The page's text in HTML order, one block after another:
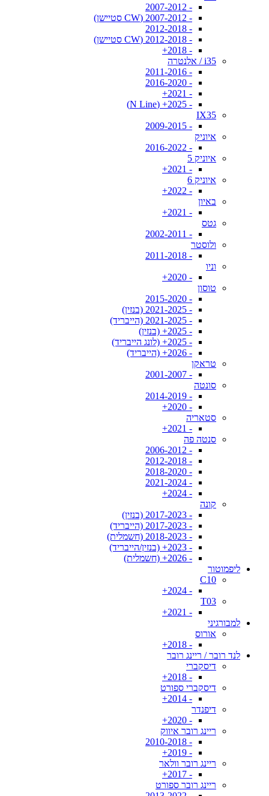
- 2007-2012
- 2007-2012 (CW סטיישן)
- 2012-2018
- 2012-2018 (CW סטיישן)
- 2018+
i35 / אלנטרה
- 2011-2016
- 2016-2020
- 2021+
- 2025+ (N Line)
IX35
- 2009-2015
איוניק
- 2016-2022
איוניק 5
- 2021+
איוניק 6
- 2022+
באיון
- 2021+
גטס
- 2002-2011
ולוסטר
- 2011-2018
וניו
- 2020+
טוסון
- 2015-2020
- 2021-2025 (בנזין)
- 2021-2025 (הייבריד)
- 2025+ (בנזין)
- 2025+ (לונג הייבריד)
- 2026+ (הייבריד)
טראקן
- 2001-2007
סונטה
- 2014-2019
- 2020+
סטאריה
- 2021+
סנטה פה
- 2006-2012
- 2012-2018
- 2018-2020
- 2021-2024
- 2024+
קונה
- 2017-2023 (בנזין)
- 2017-2023 (הייבריד)
- 2018-2023 (חשמלית)
- 2023+ (בנזין/הייבריד)
- 2026+ (חשמלית)
ליפמוטור
C10
- 2024+
T03
- 2021+
למבורגיני
אורוס
- 2018+
לנד רובר / ריינג רובר
דיסקברי
- 2018+
דיסקברי ספורט
- 2014+
דיפנדר
- 2020+
ריינג רובר איווק
- 2010-2018
- 2019+
ריינג רובר וולאר
- 2017+
ריינג רובר ספורט